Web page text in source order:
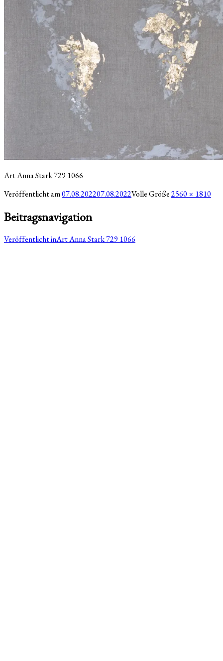
Art Anna Stark 729 1066
Veröffentlicht am07.08.202207.08.2022Volle Größe2560 × 1810
Beitragsnavigation
Veröffentlicht inArt Anna Stark 729 1066